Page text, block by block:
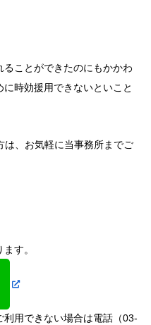
ことができたのにもかかわ
時効援用できないといこと
は、お気軽に当事務所までご
す。
用できない場合は電話（03-